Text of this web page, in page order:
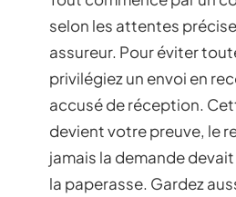
selon les attentes
assureur. Pour éviter
privilégiez un envoi en
accusé de réception.
devient votre preuve, le
jamais la demande
la paperasse. Gardez